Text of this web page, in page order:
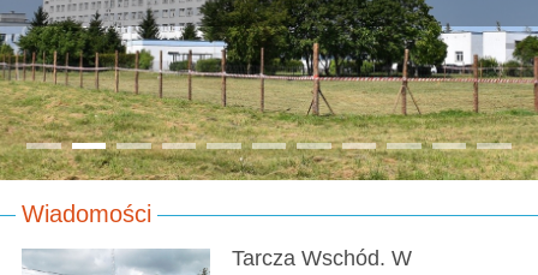
Wiadomości
Tarcza Wschód. W